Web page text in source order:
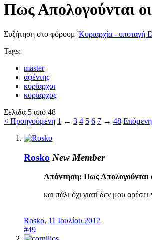
Πως Απολογούνται
Συζήτηση στο φόρουμ 'Κυριαρχία - υποταγή
Tags:
master
αφέντης
κυρίαρχοι
κυρίαρχος
Σελίδα 5 από 48
< Προηγούμενη 1 ← 3 4 5 6 7 → 48
Rosko New Member
Απάντηση: Πως Απολογούνται
και πάλι όχι γιατί δεν μου
Rosko, 11 Ιουλίου 2012
#49